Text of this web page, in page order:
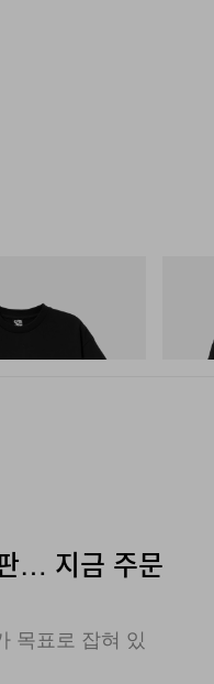
X Initial D Cotton T-
쇼핑하기
… 지금 주문
목표로 잡혀 있